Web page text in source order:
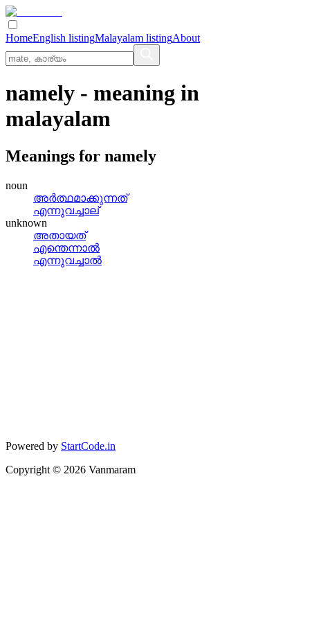
HomeEnglish listingMalayalam listingAbout
namely - meaning in
malayalam
Meanings for namely
noun
അര്‍ത്ഥമാക്കുന്നത്
എന്നുവച്ചാല്
unknown
അതായത്
എന്തെന്നാല്‍
എന്നുവച്ചാല്‍
Powered by StartCode.in
Copyright © 2026 Vanmaram